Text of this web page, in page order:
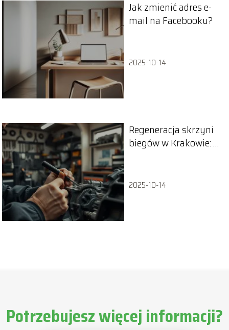
Jak zmienić adres e-
mail na Facebooku?
2025-10-14
Regeneracja skrzyni
biegów w Krakowie: co
2025-10-14
Potrzebujesz więcej informacji?